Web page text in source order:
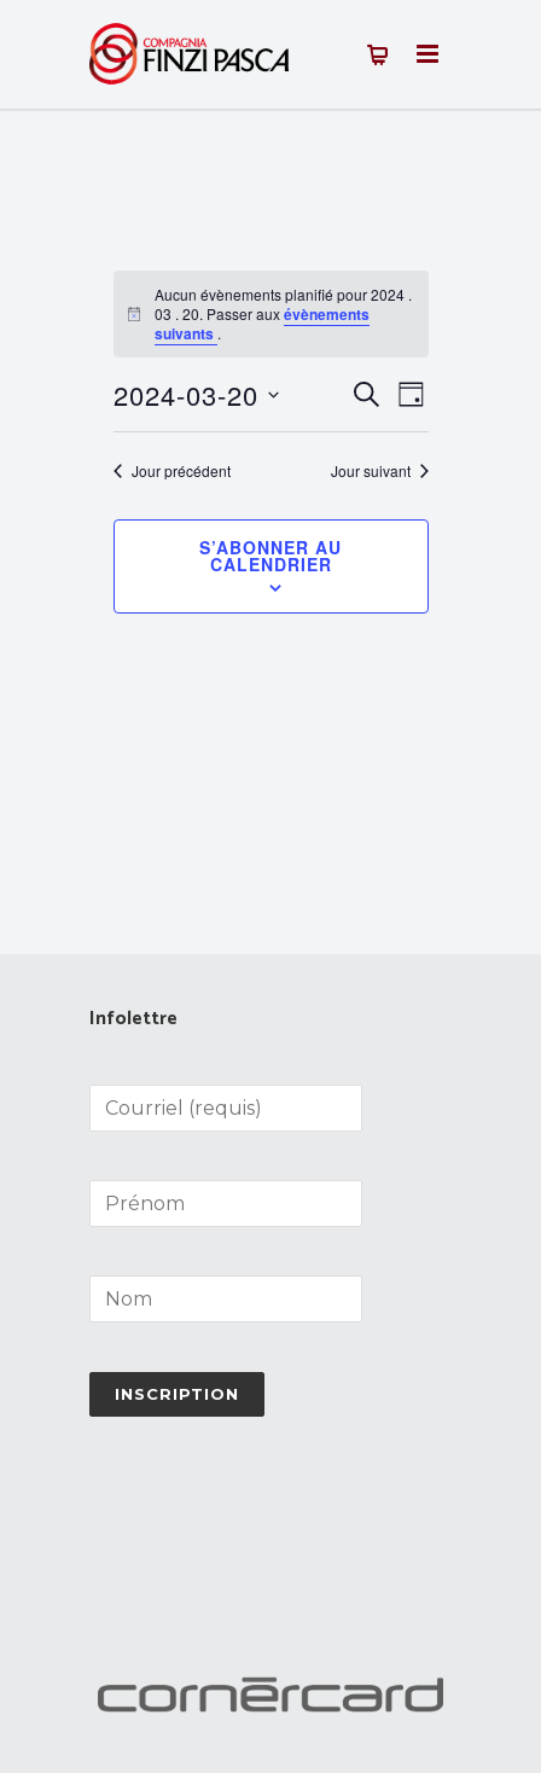
Notice
Aucun évènements planifié pour 2024 .
03 . 20. Passer auxévènements
suivants .
Recherche
et
navigation
RECHERCHE
Navigation
de
vues
Évènement
JOUR
2024-03-20
date.
Jour précédent Jour suivant
S’ABONNER AU
CALENDRIER
Infolettre